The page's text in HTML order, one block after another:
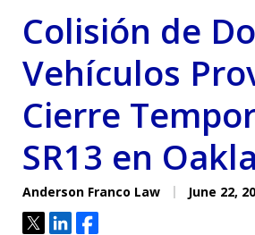
Colisión de
Vehículos
Cierre
SR13 en
Anderson Franco Law June 22,
TweetShareShare